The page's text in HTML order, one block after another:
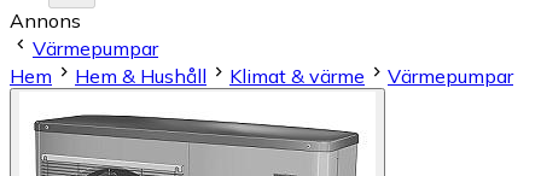
Annons
Värmepumpar
Hem
Hem & Hushåll Klimat & värme Värmepumpar